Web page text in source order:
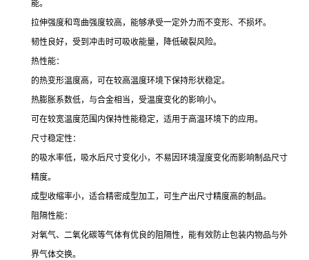
能。
拉伸强度和弯曲强度较高，能够承受一定外力而不变形、不损坏。
韧性良好，受到冲击时可吸收能量，降低破裂风险。
热性能：
的热变形温度高，可在较高温度环境下保持形状稳定。
热膨胀系数低，与合金相当，受温度变化的影响小。
可在较宽温度范围内保持性能稳定，适用于高温环境下的应用。
尺寸稳定性：
的吸水率低，吸水后尺寸变化小，不易因环境湿度变化而影响制品尺寸
精度。
成型收缩率小，适合精密成型加工，可生产出尺寸精度高的制品。
阻隔性能：
对氧气、二氧化碳等气体有优良的阻隔性，能有效防止包装内物品与外
界气体交换。